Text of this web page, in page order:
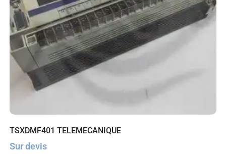
TSXDMF401 TELEMECANIQUE
Sur devis